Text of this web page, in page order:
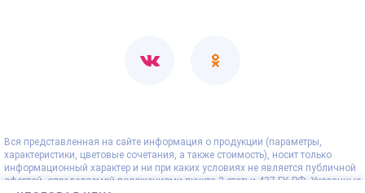
Вся представленная на сайте информация о продукции (параметры,
характеристики, цветовые сочетания, а также стоимость), носит только
информационный характер и ни при каких условиях не является публичной
офертой, определяемой положениями пункта 2 статьи 437 ГК РФ. Указанные